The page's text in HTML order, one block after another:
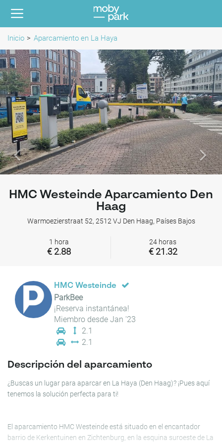
Inicio Aparcamiento en La Haya
HMC Westeinde Aparcamiento Den
Haag
Warmoezierstraat 52, 2512 VJ Den Haag, Países Bajos
1 hora
€ 2.88
24 horas
€ 21.32
HMC Westeinde
ParkBee
¡Reserva instantánea!
Miembro desde Jan '23
2.1
2.1
Descripción del aparcamiento
¿Buscas un lugar para aparcar en La Haya (Den Haag)? ¡Pues aquí
tenemos la solución perfecta para ti!
El aparcamiento HMC Westeinde está situado en el encantador
barrio de Kerkentuinen en Zichtenburg, en la esquina suroeste de La